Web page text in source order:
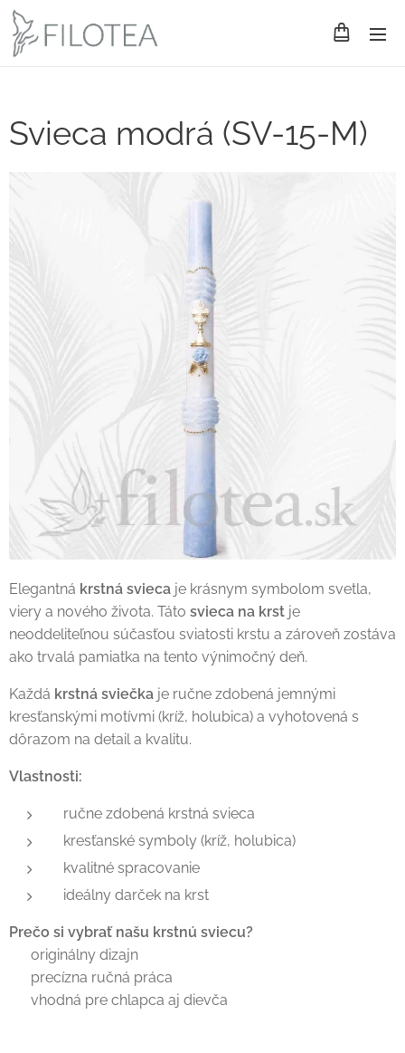
Svieca modrá (SV-15-M)
Elegantná krstná svieca je krásnym symbolom svetla,
viery a nového života. Táto svieca na krst je
neoddeliteľnou súčasťou sviatosti krstu a zároveň zostáva
ako trvalá pamiatka na tento výnimočný deň.
Každá krstná sviečka je ručne zdobená jemnými
kresťanskými motívmi (kríž, holubica) a vyhotovená s
dôrazom na detail a kvalitu.
Vlastnosti:
ručne zdobená krstná svieca
kresťanské symboly (kríž, holubica)
kvalitné spracovanie
ideálny darček na krst
Prečo si vybrať našu krstnú sviecu?
✔ originálny dizajn
✔ precízna ručná práca
✔ vhodná pre chlapca aj dievča